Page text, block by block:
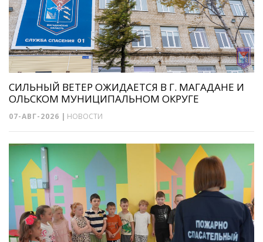
СИЛЬНЫЙ ВЕТЕР ОЖИДАЕТСЯ В Г. МАГАДАНЕ И
ОЛЬСКОМ МУНИЦИПАЛЬНОМ ОКРУГЕ
07-АВГ-2026 | НОВОСТИ